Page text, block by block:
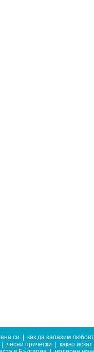
си как да запазим
лесни прически какво